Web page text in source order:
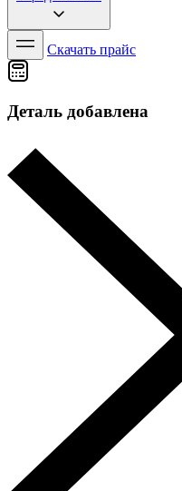
Скачать прайс
Деталь добавлена